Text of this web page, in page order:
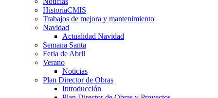
HistoriaCMIS
Trabajos de mejora y mantenimiento
Navidad
Actualidad Navidad
Semana Santa
Feria de Abril
Verano
Noticias
Plan Director de Obras
Introducción